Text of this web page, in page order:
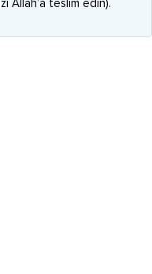
Allah’a teslim edin).